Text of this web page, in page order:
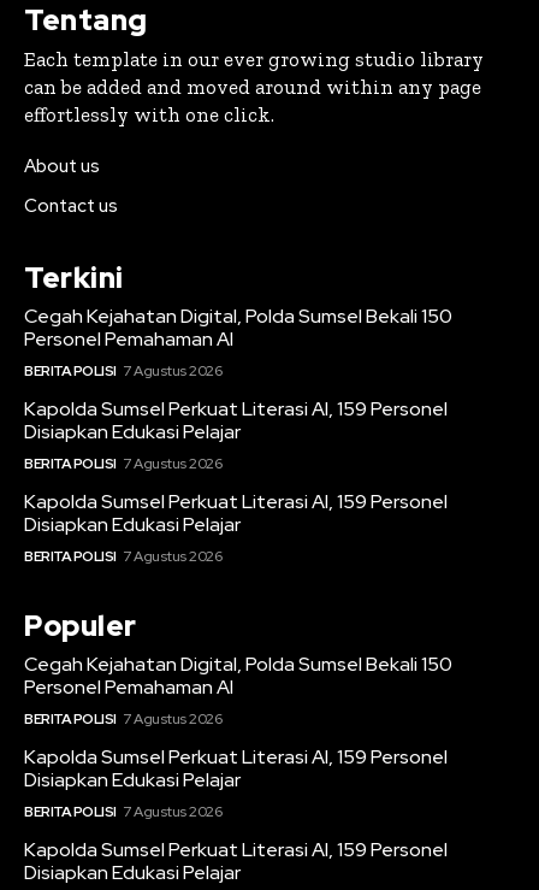
Tentang
Each template in our ever growing studio library
can be added and moved around within any page
effortlessly with one click.
About us
Contact us
Terkini
Cegah Kejahatan Digital, Polda Sumsel Bekali 150
Personel Pemahaman AI
BERITA POLISI 7 Agustus 2026
Kapolda Sumsel Perkuat Literasi AI, 159 Personel
Disiapkan Edukasi Pelajar
BERITA POLISI 7 Agustus 2026
Kapolda Sumsel Perkuat Literasi AI, 159 Personel
Disiapkan Edukasi Pelajar
BERITA POLISI 7 Agustus 2026
Populer
Cegah Kejahatan Digital, Polda Sumsel Bekali 150
Personel Pemahaman AI
BERITA POLISI 7 Agustus 2026
Kapolda Sumsel Perkuat Literasi AI, 159 Personel
Disiapkan Edukasi Pelajar
BERITA POLISI 7 Agustus 2026
Kapolda Sumsel Perkuat Literasi AI, 159 Personel
Disiapkan Edukasi Pelajar